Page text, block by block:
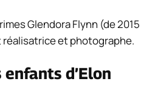
Glendora Flynn (de 2015
réalisatrice et photographe.
d’Elon